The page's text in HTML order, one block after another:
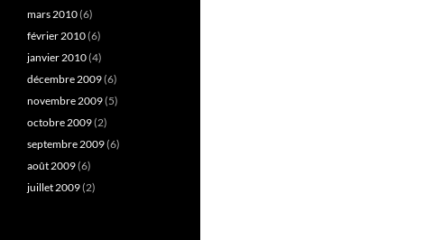
mars 2010(6)
février 2010(6)
janvier 2010(4)
décembre 2009(6)
novembre 2009(5)
octobre 2009(2)
septembre 2009(6)
août 2009(6)
juillet 2009(2)